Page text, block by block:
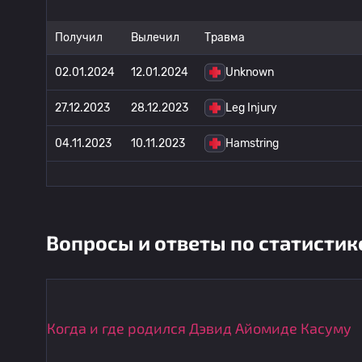
Получил Вылечил Травма
02.01.2024 12.01.2024 Unknown
27.12.2023 28.12.2023 Leg Injury
04.11.2023 10.11.2023 Hamstring
Вопросы и ответы по
Когда и где родился Дэвид Айомиде Касуму